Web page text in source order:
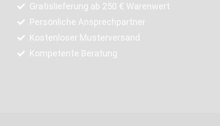
Gratislieferung ab 250 € Warenwert
Persönliche Ansprechpartner
Kostenloser Musterversand
Kompetente Beratung